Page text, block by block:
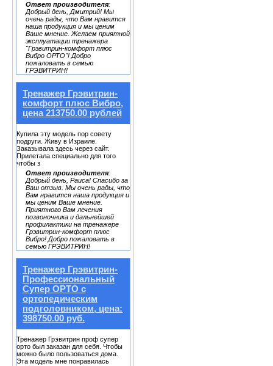
Ответ производителя:
Добрый день, Дмитрий! Мы
очень рады, что Вам нравится
наша продукция и мы ценим
Ваше мнение. Желаем приятной
эксплуатации тренажера
"Грэвитрин-комфорт плюс
Вибро ОРТО"! Добро
пожаловать в семью
ГРЭВИТРИН!
Тренажер Грэвитрин-
комфорт плюс Вибро,
цена 213750.00 рублей
Купила эту модель пор совету
подруги. Живу в Израиле.
Заказывала здесь через сайт.
Прилетала специально для того
чтобы з
Ответ производителя:
Добрый день, Раиса! Спасибо за
Ваш отзыв. Мы очень рады, что
Вам нравится наша продукция и
мы ценим Ваше мнение.
Приятного Вам лечения
позвоночника и дальнейшей
профилактики на тренажере
Грэвитрин-комфорт плюс
Вибро! Добро пожаловать в
семью ГРЭВИТРИН!
Тренажер Грэвитрин-
Профессиональный
Супер ОРТО с
ортопедическим
подголовником, цена:
398750.00 руб.
Тренажер Грэвитрин проф супер
орто был заказан для себя. Чтобы
можно было пользоваться дома.
Эта модель мне понравилась